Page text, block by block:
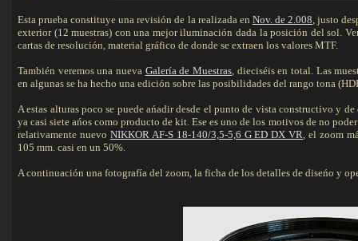
Esta prueba constituye una revisión de la realizada en Nov. de 2.008, justo
exterior (12 muestras) con una mejor iluminación dada la posición del sol.
cartas de resolución, material gráfico de donde se extraen los valores MTF.
También veremos una nueva Galería de Muestras, dieciséis en total. Las
en algunas se ha hecho una edición sobre las posibilidades del rango tona
A estas alturas poco se puede ańadir desde el punto de vista constructivo y
ya casi siete ańos como producto de kit. Ese es uno de los motivos de no
relativamente nuevo NIKKOR AF-S 18-140/3,5-5,6 G ED DX VR, el zoom
105 mm. casi en un 50%.
A continuación una fotografía del zoom, la ficha de los detalles de diseńo y